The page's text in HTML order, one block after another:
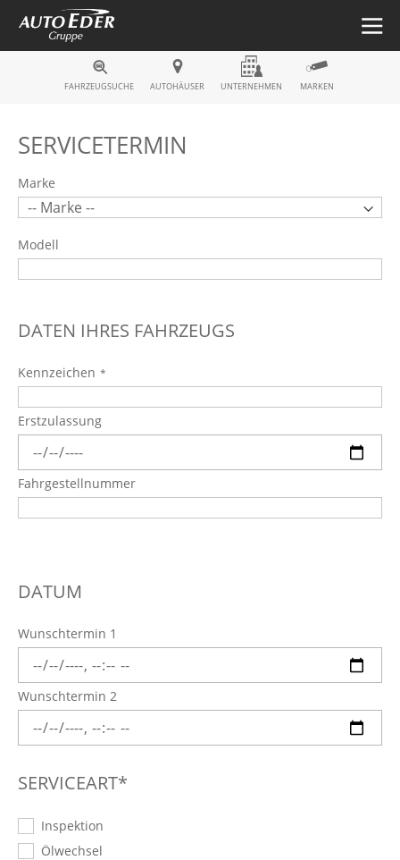
Fahrzeugsuche
FAHRZEUGSUCHE AUTOHÄUSER UNTERNEHMEN MARKEN
SERVICETERMIN
Marke
Modell
DATEN IHRES FAHRZEUGS
Kennzeichen
Erstzulassung
Fahrgestellnummer
DATUM
Wunschtermin 1
Wunschtermin 2
SERVICEART*
Inspektion
Ölwechsel